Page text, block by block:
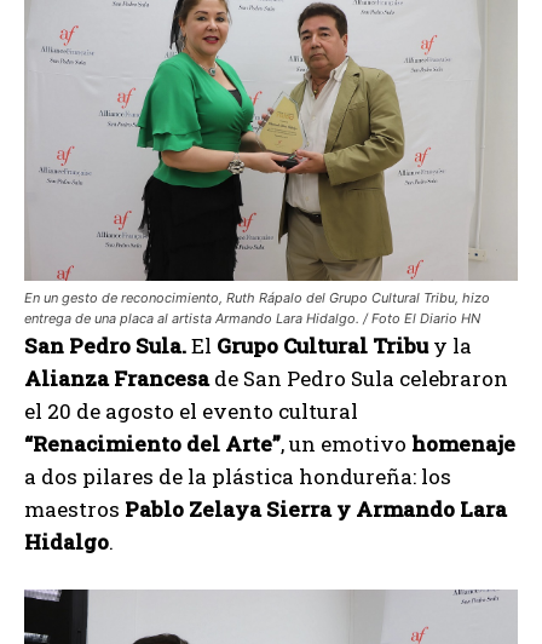
En un gesto de reconocimiento, Ruth Rápalo del Grupo Cultural Tribu, hizo
entrega de una placa al artista Armando Lara Hidalgo. / Foto El Diario HN
San Pedro Sula.El Grupo Cultural Tribuy la
Alianza Francesade San Pedro Sula celebraron
el 20 de agosto el evento cultural
“Renacimiento del Arte”, un emotivo homenaje
a dos pilares de la plástica hondureña: los
maestros Pablo Zelaya Sierra y Armando Lara
Hidalgo.